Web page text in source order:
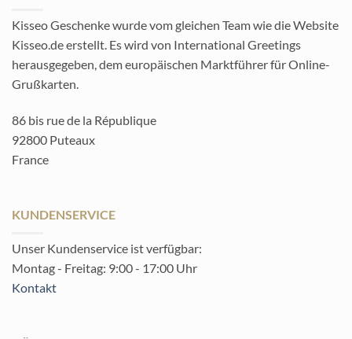
Kisseo Geschenke wurde vom gleichen Team wie die Website
Kisseo.de erstellt. Es wird von International Greetings
herausgegeben, dem europäischen Marktführer für Online-
Grußkarten.
86 bis rue de la République
92800 Puteaux
France
KUNDENSERVICE
Unser Kundenservice ist verfügbar:
Montag - Freitag: 9:00 - 17:00 Uhr
Kontakt